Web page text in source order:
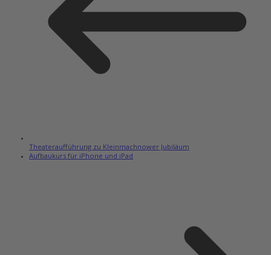
Theateraufführung zu Kleinmachnower Jubiläum
Aufbaukurs für iPhone und iPad